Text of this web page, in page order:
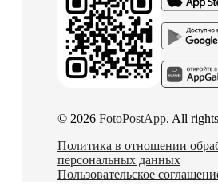
© 2026 FotoPostApp. All
Политика в отношении
персональных данных
Пользовательское